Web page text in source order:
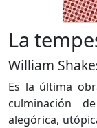
La
William
Es la última
culminación
alegórica,